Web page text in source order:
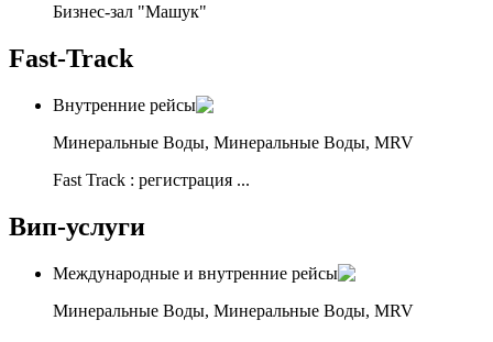
Бизнес-зал "Машук"
Fast-Track
Внутренние рейсы
Минеральные Воды, Минеральные Воды, MRV
Fast Track : регистрация ...
Вип-услуги
Международные и внутренние рейсы
Минеральные Воды, Минеральные Воды, MRV